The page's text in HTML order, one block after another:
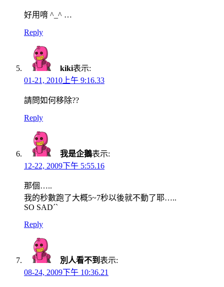
好用唷 ^_^ …
Reply
kiki表示:
01-21, 2010上午 9:16.33
請問如何移除??
Reply
我是企鵝表示:
12-22, 2009下午 5:55.16
那個…..
我的秒數跑了大概5~7秒以後就不動了耶…..
SO SADˊˋ
Reply
別人看不到 表示:
08-24, 2009下午 10:36.21